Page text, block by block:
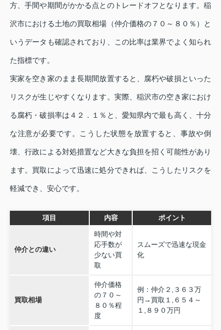
方、手間や期間がかかる点とのトレードオフとなります。稲
沢市における土地の買取相場（仲介価格の７０～８０％）と
いうデータも確認されており、この比率は業界でよく知られ
た指標です。
実家を空き家のまま長期間放置すると、腐朽や破損といった
リスクが生じやすくなります。実際、稲沢市の空き家におけ
る腐朽・破損率は４２．１％と、愛知県内で最も高く、十分
な注意が必要です。こうした状態を放置すると、事故や倒
壊、行政による対処措置など大きな負担を招く可能性があり
ます。買取によって迅速に処分できれば、こうしたリスクを
軽減でき、安心です。
項目 内容 ポイント
仲介との違い
時間や対
応手数が
少ない買
取
スムーズで迅速な現金
化
買取相場
仲介価格
の７０～
８０％程
度
例：仲介２,３６３万
円→買取１,６５４～
１,８９０万円